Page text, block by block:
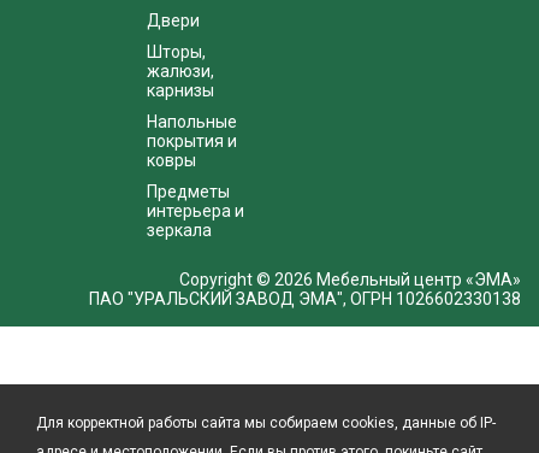
Двери
Шторы,
жалюзи,
карнизы
Напольные
покрытия и
ковры
Предметы
интерьера и
зеркала
Copyright © 2026 Мебельный центр «ЭМА»
ПАО "УРАЛЬСКИЙ ЗАВОД ЭМА", ОГРН 1026602330138
Для корректной работы сайта мы собираем cookies, данные об IP-